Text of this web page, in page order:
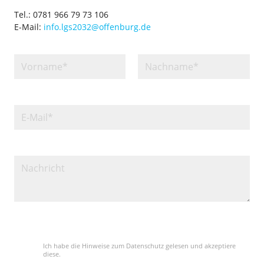
Tel.: 0781 966 79 73 106
E-Mail: info.lgs2032@offenburg.de
Ich habe die Hinweise zum Datenschutz gelesen und akzeptiere
diese.